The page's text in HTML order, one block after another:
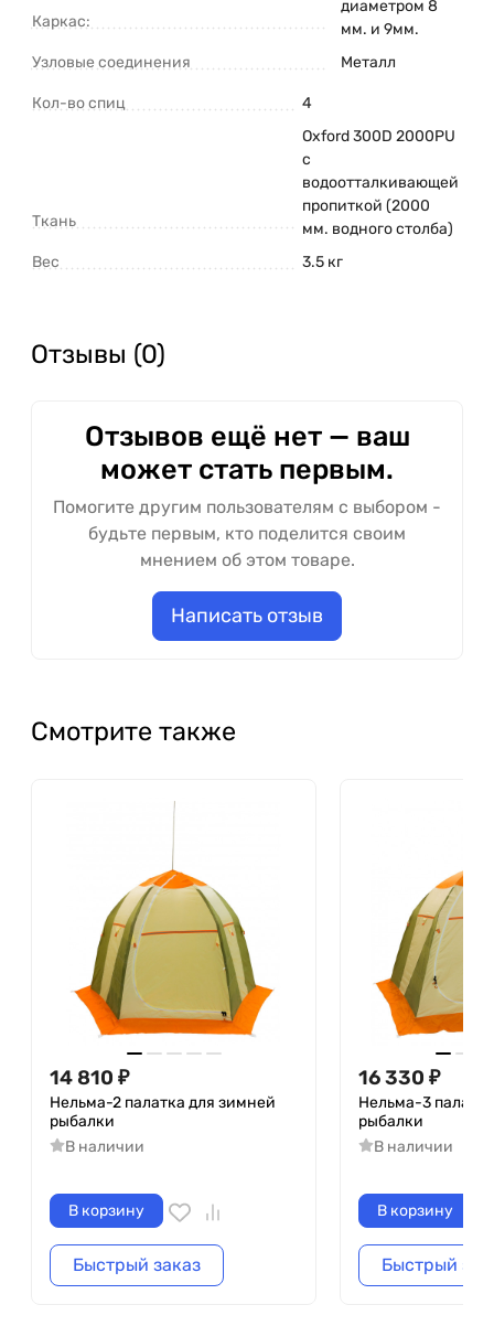
погода ветреная. Палатка также имеет клапаны
для вентиляции, большую дверь на молнии,
принадлежностей и пластиковую петлю под
куполом, чтобы подвесить фонарь.
Зимняя палатка Нельма-1 от производителя
Митек имеет доступную цену, обладая при этом
всеми необходимыми для зимней рыбалки
характеристиками. Палатка легко собирается и
Каркас:
диаметром 8
мм. и 9мм.
Узловые соединения
Металл
Кол-во спиц 4
Ткань
Oxford 300D 2000PU
с
водоотталкивающей
пропиткой (2000
мм. водного столба)
Вес
3.5 кг
Отзывы (0)
Отзывов ещё нет — ваш
может стать первым.
Помогите другим пользователям с выбором -
будьте первым, кто поделится своим
мнением об этом товаре.
Написать отзыв
Смотрите также
14 810 ₽
Нельма-2 палатка для зимней
рыбалки
В наличии
В корзину
Быстрый заказ
16 330 ₽
Нельма-3
рыбалки
В наличии
В корзину
Быстрый